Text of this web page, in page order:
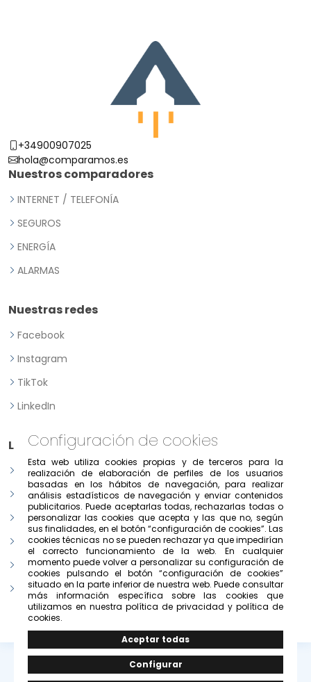
+34900907025
hola@comparamos.es
Nuestros comparadores
INTERNET / TELEFONÍA
SEGUROS
ENERGÍA
ALARMAS
Nuestras redes
Facebook
Instagram
TikTok
LinkedIn
Legal
Aviso legal
Política de Privacidad
Política de consentimiento previo, expreso e informado
Condiciones de uso del portal
Política de cookies
Configurar cookies
© Copyright 2026 -Grupo Solivesa
Configuración de cookies
Esta web utiliza cookies propias y de terceros para la
realización de elaboración de perfiles de los usuarios
basadas en los hábitos de navegación, para realizar
análisis estadísticos de navegación y enviar contenidos
publicitarios. Puede aceptarlas todas, rechazarlas todas o
personalizar las cookies que acepta y las que no, según
sus finalidades, en el botón “configuración de cookies”. Las
cookies técnicas no se pueden rechazar ya que impedirían
el correcto funcionamiento de la web. En cualquier
momento puede volver a personalizar su configuración de
cookies pulsando el botón “configuración de cookies”
situado en la parte inferior de nuestra web. Puede consultar
más información específica sobre las cookies que
utilizamos en nuestra política de privacidad y política de
cookies.